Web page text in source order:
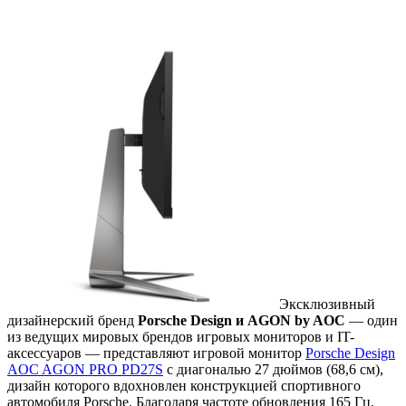
Эксклюзивный
дизайнерский бренд Porsche Design и AGON by AOC — один
из ведущих мировых брендов игровых мониторов и IT-
аксессуаров — представляют игровой монитор Porsche Design
AOC AGON PRO PD27S с диагональю 27 дюймов (68,6 см),
дизайн которого вдохновлен конструкцией спортивного
автомобиля Porsche. Благодаря частоте обновления 165 Гц,